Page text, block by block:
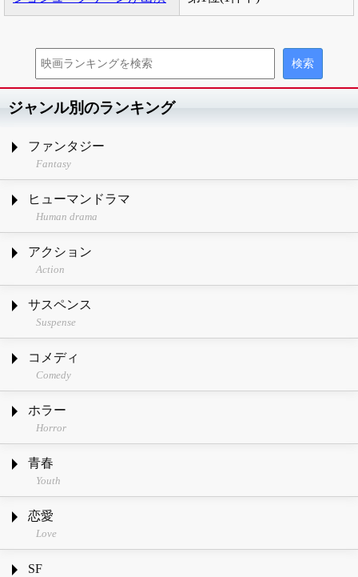
ジャンル別のランキング
ファンタジー
Fantasy
ヒューマンドラマ
Human drama
アクション
Action
サスペンス
Suspense
コメディ
Comedy
ホラー
Horror
青春
Youth
恋愛
Love
SF